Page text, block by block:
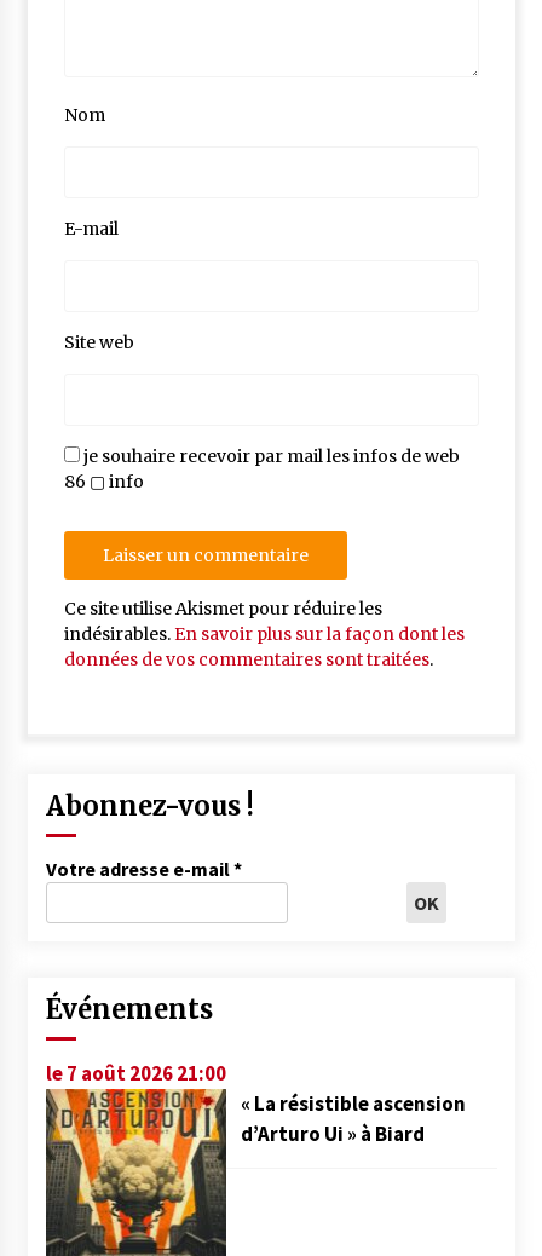
Nom
E-mail
Site web
je souhaire recevoir par mail les infos de web
86 ▢ info
Ce site utilise Akismet pour réduire les
indésirables.En savoir plus sur la façon dont les
données de vos commentaires sont traitées.
Abonnez-vous !
Votre adresse e-mail*
Événements
le 7 août 2026 21:00
« La résistible ascension
d’Arturo Ui » à Biard